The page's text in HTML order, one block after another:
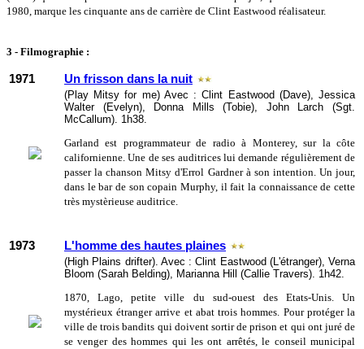
1980, marque les cinquante ans de carrière de Clint Eastwood réalisateur.
3 - Filmographie :
1971 Un frisson dans la nuit
(Play Mitsy for me) Avec : Clint Eastwood (Dave), Jessica
Walter (Evelyn), Donna Mills (Tobie), John Larch (Sgt.
McCallum). 1h38.
Garland est programmateur de radio à Monterey, sur la côte
californienne. Une de ses auditrices lui demande régulièrement de
passer la chanson Mitsy d'Errol Gardner à son intention. Un jour,
dans le bar de son copain Murphy, il fait la connaissance de cette
très mystèrieuse auditrice.
1973 L'homme des hautes plaines
(High Plains drifter). Avec : Clint Eastwood (L'étranger), Verna
Bloom (Sarah Belding), Marianna Hill (Callie Travers). 1h42.
1870, Lago, petite ville du sud-ouest des Etats-Unis. Un
mystérieux étranger arrive et abat trois hommes. Pour protéger la
ville de trois bandits qui doivent sortir de prison et qui ont juré de
se venger des hommes qui les ont arrêtés, le conseil municipal